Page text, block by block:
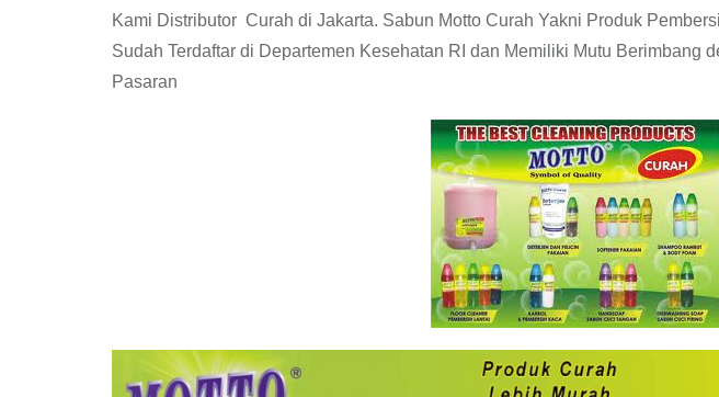
Kami Distributor Curah di Jakarta. Sabun Motto Curah Yakni Produk
Sudah Terdaftar di Departemen Kesehatan RI dan Memiliki Mutu Berimbang
Pasaran